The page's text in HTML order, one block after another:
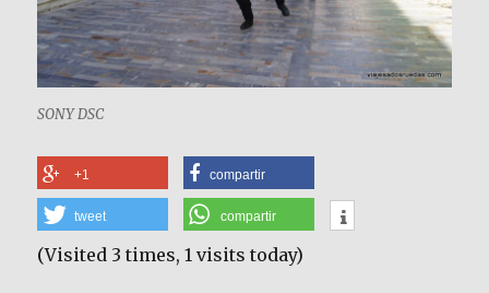
SONY DSC
+1 compartir
tweet compartir
(Visited 3 times, 1 visits today)